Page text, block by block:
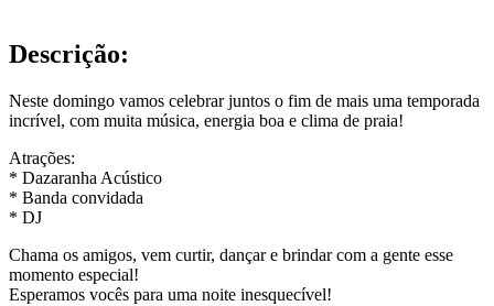
Descrição:
Neste domingo vamos celebrar juntos o fim de mais uma temporada
incrível, com muita música, energia boa e clima de praia!
Atrações:
* Dazaranha Acústico
* Banda convidada
* DJ
Chama os amigos, vem curtir, dançar e brindar com a gente esse
momento especial!
Esperamos vocês para uma noite inesquecível!